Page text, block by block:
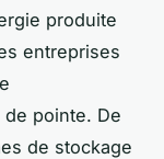
produite
entreprises
pointe. De
de stockage